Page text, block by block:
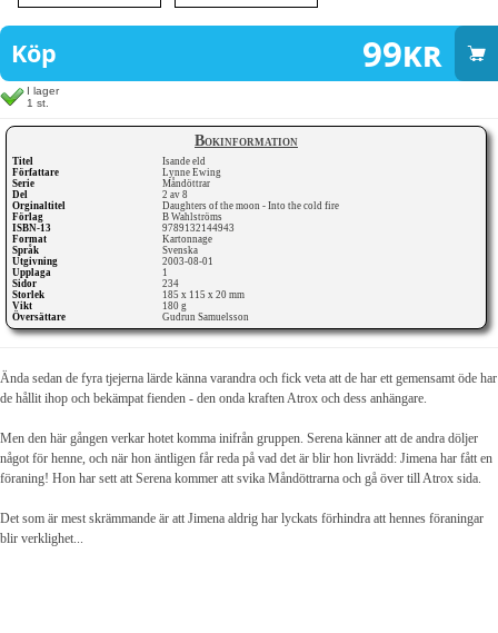
Bokinformation
Titel
Isande eld
Författare
Lynne Ewing
Serie
Måndöttrar
Del
2 av 8
Orginaltitel
Daughters of the moon - Into the cold fire
Förlag
B Wahlströms
ISBN-13
9789132144943
Format
Kartonnage
Språk
Svenska
Utgivning
2003-08-01
Upplaga
1
Sidor
234
Storlek
185 x 115 x 20 mm
Vikt
180 g
Översättare
Gudrun Samuelsson
Köp 99kr
I lager
1 st.
Ända sedan de fyra tjejerna lärde känna varandra och fick veta att de har ett gemensamt öde har
de hållit ihop och bekämpat fienden - den onda kraften Atrox och dess anhängare.
Men den här gången verkar hotet komma inifrån gruppen. Serena känner att de andra döljer
något för henne, och när hon äntligen får reda på vad det är blir hon livrädd: Jimena har fått en
föraning! Hon har sett att Serena kommer att svika Måndöttrarna och gå över till Atrox sida.
Det som är mest skrämmande är att Jimena aldrig har lyckats förhindra att hennes föraningar
blir verklighet...